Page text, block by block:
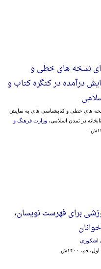
نسخه های خطی و
درآمده در کنگره کتاب و
های خطی و کتابشناسی های به نمایش
در تمدن اسلامی، وزارت فرهنگ و
برای فهرست نویسان،
اشکوری
قم، ۱۴۰۰ش.